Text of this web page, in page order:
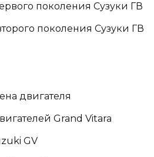
поколения Сузуки ГВ
поколения Сузуки ГВ
двигателя
Grand Vitara
GV